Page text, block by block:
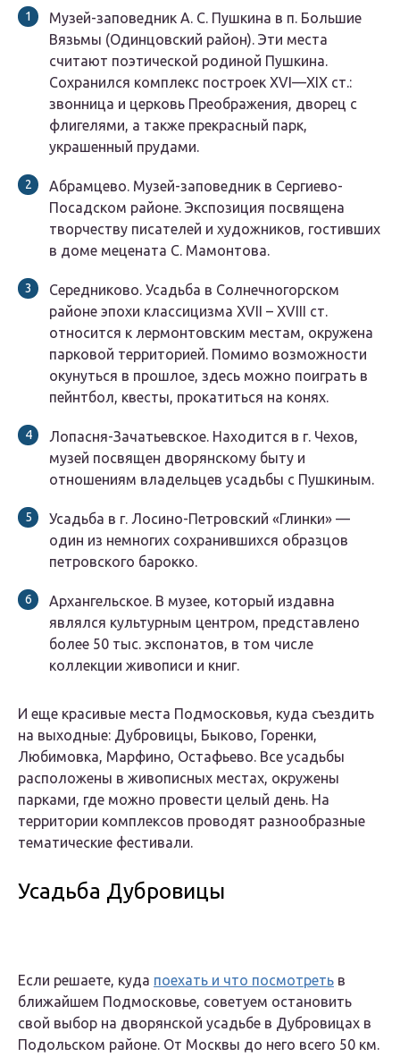
Музей-заповедник А. С. Пушкина в п. Большие
Вязьмы (Одинцовский район). Эти места
считают поэтической родиной Пушкина.
Сохранился комплекс построек XVI—XIX ст.:
звонница и церковь Преображения, дворец с
флигелями, а также прекрасный парк,
украшенный прудами.
Абрамцево. Музей-заповедник в Сергиево-
Посадском районе. Экспозиция посвящена
творчеству писателей и художников, гостивших
в доме мецената С. Мамонтова.
Середниково. Усадьба в Солнечногорском
районе эпохи классицизма XVII – XVIII ст.
относится к лермонтовским местам, окружена
парковой территорией. Помимо возможности
окунуться в прошлое, здесь можно поиграть в
пейнтбол, квесты, прокатиться на конях.
Лопасня-Зачатьевское. Находится в г. Чехов,
музей посвящен дворянскому быту и
отношениям владельцев усадьбы с Пушкиным.
Усадьба в г. Лосино-Петровский «Глинки» —
один из немногих сохранившихся образцов
петровского барокко.
Архангельское. В музее, который издавна
являлся культурным центром, представлено
более 50 тыс. экспонатов, в том числе
коллекции живописи и книг.
И еще красивые места Подмосковья, куда съездить
на выходные: Дубровицы, Быково, Горенки,
Любимовка, Марфино, Остафьево. Все усадьбы
расположены в живописных местах, окружены
парками, где можно провести целый день. На
территории комплексов проводят разнообразные
тематические фестивали.
Усадьба Дубровицы
Если решаете, куда поехать и что посмотреть в
ближайшем Подмосковье, советуем остановить
свой выбор на дворянской усадьбе в Дубровицах в
Подольском районе. От Москвы до него всего 50 км.